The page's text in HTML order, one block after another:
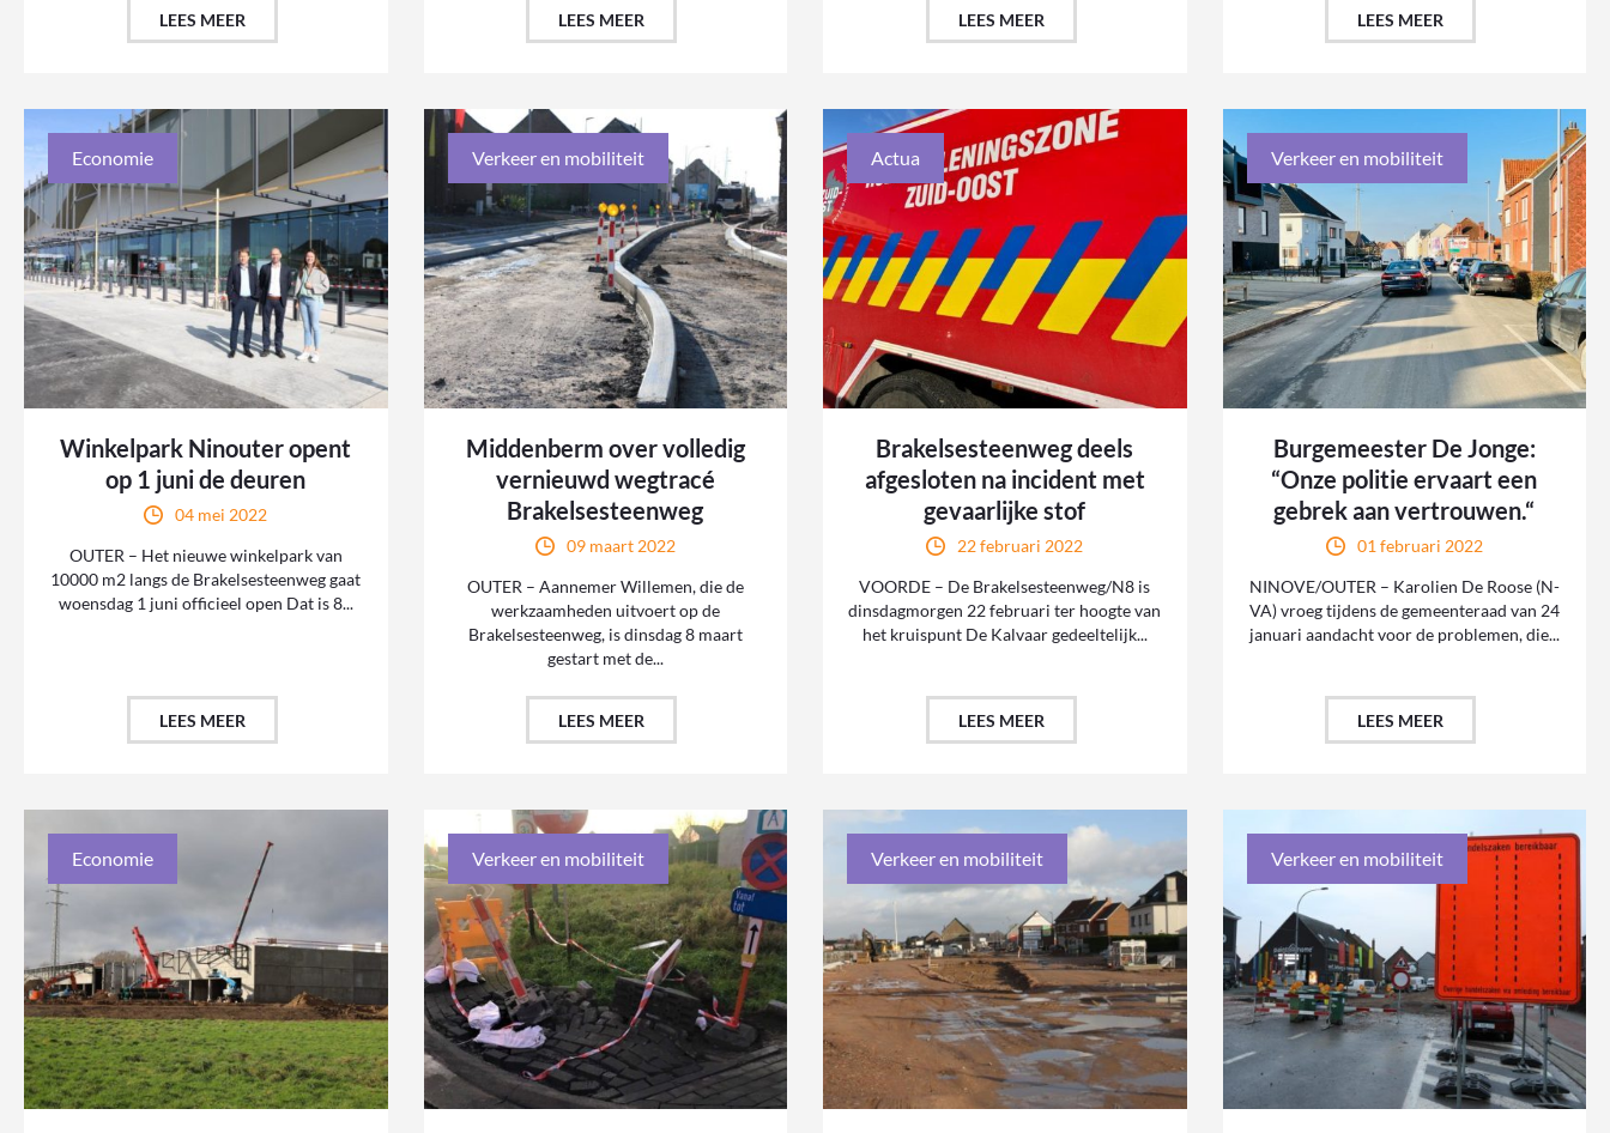
LEES MEER LEES MEER LEES MEER LEES MEER
Economie
Winkelpark Ninouter opent
op 1 juni de deuren
04 mei 2022
OUTER – Het nieuwe winkelpark van
10000 m2 langs de Brakelsesteenweg gaat
woensdag 1 juni officieel open Dat is 8...
LEES MEER
Verkeer en mobiliteit
Middenberm over volledig
vernieuwd wegtracé
Brakelsesteenweg
09 maart 2022
OUTER – Aannemer Willemen, die de
werkzaamheden uitvoert op de
Brakelsesteenweg, is dinsdag 8 maart
gestart met de...
LEES MEER
Actua
Brakelsesteenweg deels
afgesloten na incident met
gevaarlijke stof
22 februari 2022
VOORDE – De Brakelsesteenweg/N8 is
dinsdagmorgen 22 februari ter hoogte van
het kruispunt De Kalvaar gedeeltelijk...
LEES MEER
Verkeer en mobiliteit
Burgemeester De Jonge:
“Onze politie ervaart een
gebrek aan vertrouwen.“
01 februari 2022
NINOVE/OUTER – Karolien De Roose (N-
VA) vroeg tijdens de gemeenteraad van 24
januari aandacht voor de problemen, die...
LEES MEER
Economie Verkeer en mobiliteit Verkeer en mobiliteit Verkeer en mobiliteit